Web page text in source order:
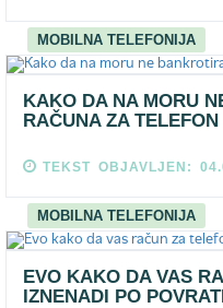
MOBILNA TELEFONIJA
KAKO DA NA MORU
RAČUNA ZA TELEFON
TEKST OBJAVLJEN:
MOBILNA TELEFONIJA
EVO KAKO DA VAS
IZNENADI PO